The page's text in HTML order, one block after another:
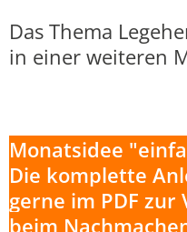
Das Thema
in einer weiteren
Monatsidee
Die komplette
gerne im PDF zur
beim